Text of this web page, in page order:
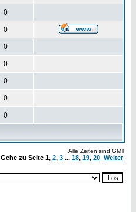
0
0
0
0
0
0
0
Alle Zeiten sind GMT
Gehe zu Seite 1, 2, 3 ... 18, 19, 20 Weiter